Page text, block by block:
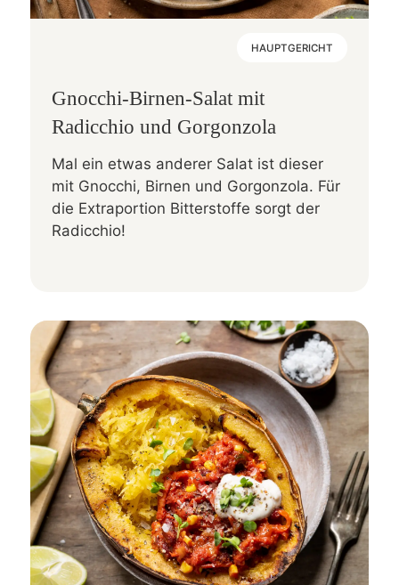
HAUPTGERICHT
Gnocchi-Birnen-Salat mit
Radicchio und Gorgonzola
Mal ein etwas anderer Salat ist dieser
mit Gnocchi, Birnen und Gorgonzola. Für
die Extraportion Bitterstoffe sorgt der
Radicchio!